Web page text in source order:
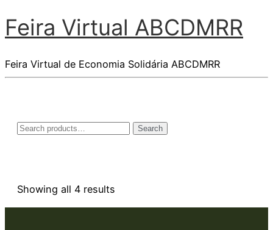
Feira Virtual ABCDMRR
Feira Virtual de Economia Solidária ABCDMRR
Search
Showing all 4 results